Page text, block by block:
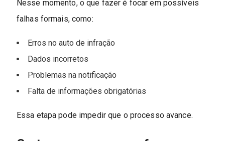
Nesse momento, o que fazer é focar em possíveis
falhas formais, como:
Erros no auto de infração
Dados incorretos
Problemas na notificação
Falta de informações obrigatórias
Essa etapa pode impedir que o processo avance.